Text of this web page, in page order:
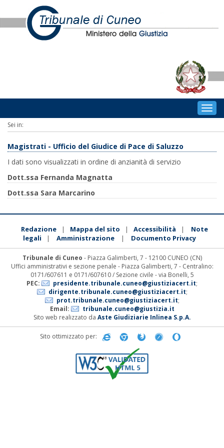
Sei in:
Magistrati - Ufficio del Giudice di Pace di Saluzzo
I dati sono visualizzati in ordine di anzianità di servizio
Dott.ssa Fernanda Magnatta
Dott.ssa Sara Marcarino
Redazione | Mappa del sito | Accessibilità |
Note
legali
| Amministrazione | Documento Privacy
Tribunale di Cuneo - Piazza Galimberti, 7 - 12100 CUNEO (CN)
Uffici amministrativi e sezione penale - Piazza Galimberti, 7 - Centralino:
0171/607611 e 0171/607610 / Sezione civile - via Bonelli, 5
PEC:
presidente.tribunale.cuneo@giustiziacert.it;
dirigente.tribunale.cuneo@giustiziacert.it;
prot.tribunale.cuneo@giustiziacert.it;
Email:
tribunale.cuneo@giustizia.it
Sito web realizzato da Aste Giudiziarie Inlinea S.p.A.
Sito ottimizzato per: